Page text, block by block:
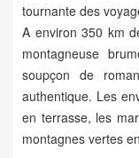
tournante des
A environ 350 km
montagneuse
soupçon de
authentique. Les
en terrasse, les
montagnes vertes